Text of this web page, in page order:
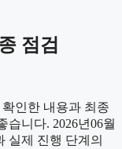
점검
인한 내용과 최종
습니다. 2026년06월
실제 진행 단계의